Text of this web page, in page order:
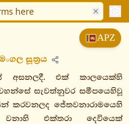
APZ
සූත්‍රය
අසනලදී. එක් කාලයෙක්හි
සැවත්නුවර සමීපයෙහිවූ
කරවනලද ජේතවනාරාමයෙහි
එක්තරා දෙවියෙක්